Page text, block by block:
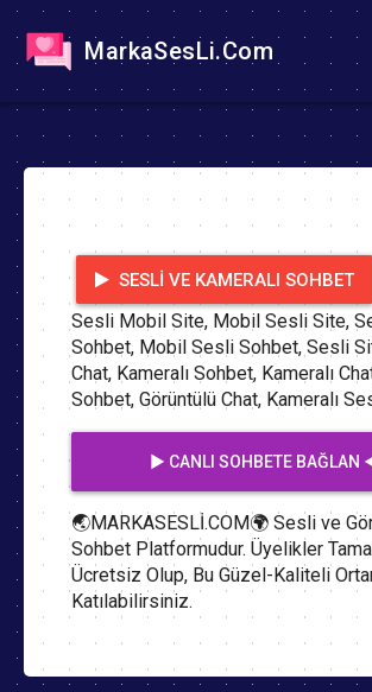
MarkaSesLi.Com
SESLI VE KAMERALI SOHBET
Sesli Mobil Site, Mobil Sesli Site,
Sohbet, Mobil Sesli Sohbet, Sesli
Chat, Kameralı Sohbet, Kameralı
Sohbet, Görüntülü Chat, Kameralı
▶️ CANLI SOHBETE BAĞLAN
🌏MARKASESLİ.COM🌍 Sesli ve
Sohbet Platformudur. Üyelikler
Ücretsiz Olup, Bu Güzel-Kaliteli
Katılabilirsiniz.